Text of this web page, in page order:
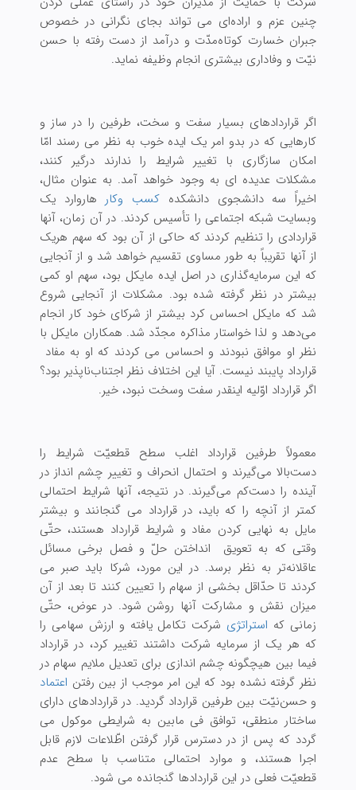
چنین عزم و اراده‌ای می تواند بجای نگرانی در خصوص
جبران خسارت کوتاه‌مدّت و درآمد از دست رفته با حسن
نیّت و وفاداری بیشتری انجام وظیفه نماید.
اگر قراردادهای بسیار سفت و سخت، طرفین را در ساز و
کارهایی که در بدو امر یک ایده خوب به نظر می رسند امّا
امکان سازگاری با تغییر شرایط را ندارند درگیر کنند،
مشکلات عدیده ای به وجود خواهد آمد. به عنوان مثال،
اخیراً سه دانشجوی دانشکده کسب وکار هاروارد یک
وبسایت شبکه اجتماعی را تأسیس کردند. در آن زمان، آنها
قراردادی را تنظیم کردند که حاکی از آن بود که سهم هریک
از آنها تقریباً به طور مساوی تقسیم خواهد شد و از آنجایی
که این سرمایه‌گذاری در اصل ایده مایکل بود، سهم او کمی
بیشتر در نظر گرفته شده بود. مشکلات از آنجایی شروع
شد که مایکل احساس کرد بیشتر از شرکای خود کار انجام
می‌دهد و لذا خواستار مذاکره مجدّد شد. همکاران مایکل با
نظر او موافق نبودند و احساس می کردند که او به مفاد
قرارداد پایبند نیست. آیا این اختلاف نظر اجتناب‌ناپذیر بود؟
اگر قرارداد اوّلیه اینقدر سفت وسخت نبود، خیر.
معمولاً طرفین قرارداد اغلب سطح قطعیّت شرایط را
دست‌بالا می‌گیرند و احتمال انحراف و تغییر چشم انداز در
آینده را دست‌کم می‌گیرند. در نتیجه، آنها شرایط احتمالی
کمتر از آنچه را که باید، در قرارداد می گنجانند و بیشتر
مایل به نهایی کردن مفاد و شرایط قرارداد هستند، حتّی
وقتی که به تعویق انداختن حلّ و فصل برخی مسائل
عاقلانه‌تر به نظر برسد. در این مورد، شرکا باید صبر می
کردند تا حدّاقل بخشی از سهام را تعیین کنند تا بعد از آن
میزان نقش و مشارکت آنها روشن شود. در عوض، حتّی
زمانی که استراتژی شرکت تکامل یافته و ارزش سهامی را
که هر یک از سرمایه شرکت داشتند تغییر کرد، در قرارداد
فیما بین هیچگونه چشم اندازی برای تعدیل ملایم سهام در
نظر گرفته نشده بود که این امر موجب از بین رفتن اعتماد
و حسن‌نیّت بین طرفین قرارداد گردید. در قراردادهای دارای
ساختار منطقی، توافق فی مابین به شرایطی موکول می
گردد که پس از در دسترس قرار گرفتن اطّلاعات لازم قابل
اجرا هستند، و موارد احتمالی متناسب با سطح عدم
قطعیّت فعلی در این قراردادها گنجانده می شود.